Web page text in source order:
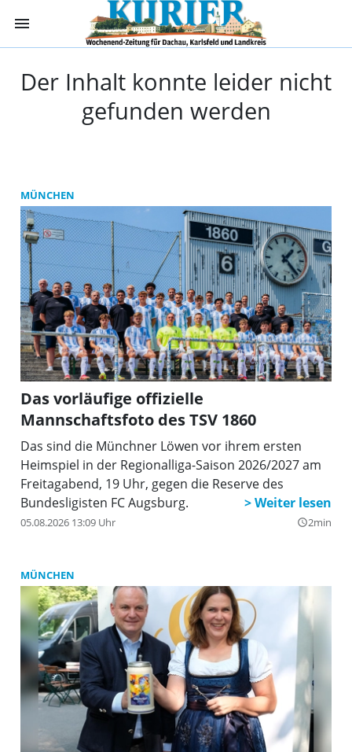
menu
Kurier Dachau
Der Inhalt konnte leider nicht
gefunden werden
MÜNCHEN
Das vorläufige offizielle
Mannschaftsfoto des TSV 1860
Das sind die Münchner Löwen vor ihrem ersten
Heimspiel in der Regionalliga-Saison 2026/2027 am
Freitagabend, 19 Uhr, gegen die Reserve des
Bundesligisten FC Augsburg.
05.08.2026 13:09 Uhr query_builder2min
MÜNCHEN